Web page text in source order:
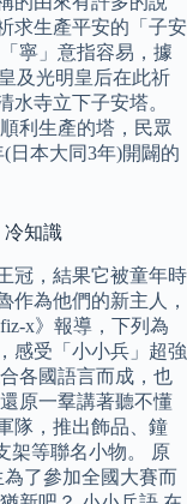
求生產平安的「子安
寧」意指容易，據
及光明皇后在此祈
水寺立下子安塔。
利生產的塔，民眾
日本大同3年)開闢的
冷知識
冠，結果它被童年時
作為他們的新主人，
x》報導，下列為
感受「小小兵」超強
各國語言而成，也
原一羣講著聽不懂
隊，推出飾品、鐘
架等聯名小物。 原
了參加全國大賽而